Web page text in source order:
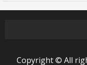
Copyright © All